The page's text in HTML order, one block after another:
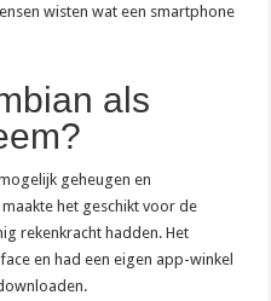
wisten wat een smartphone
als
geheugen en
het geschikt voor de
rekenkracht hadden. Het
en had een eigen app-winkel